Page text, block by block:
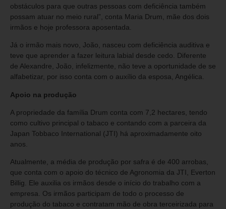
obstáculos para que outras pessoas com deficiência também
possam atuar no meio rural”, conta Maria Drum, mãe dos dois
irmãos e hoje professora aposentada.
Já o irmão mais novo, João, nasceu com deficiência auditiva e
teve que aprender a fazer leitura labial desde cedo. Diferente
de Alexandre, João, infelizmente, não teve a oportunidade de se
alfabetizar, por isso conta com o auxílio da esposa, Angélica.
Apoio na produção
A propriedade da família Drum conta com 7,2 hectares, tendo
como cultivo principal o tabaco e contando com a parceira da
Japan Tobbaco International (JTI) há aproximadamente oito
anos.
Atualmente, a média de produção por safra é de 400 arrobas,
que conta com o apoio do técnico de Agronomia da JTI, Everton
Billig. Ele auxilia os irmãos desde o início do trabalho com a
empresa. Os irmãos participam de todo o processo de
produção do tabaco e contratam mão de obra terceirizada para